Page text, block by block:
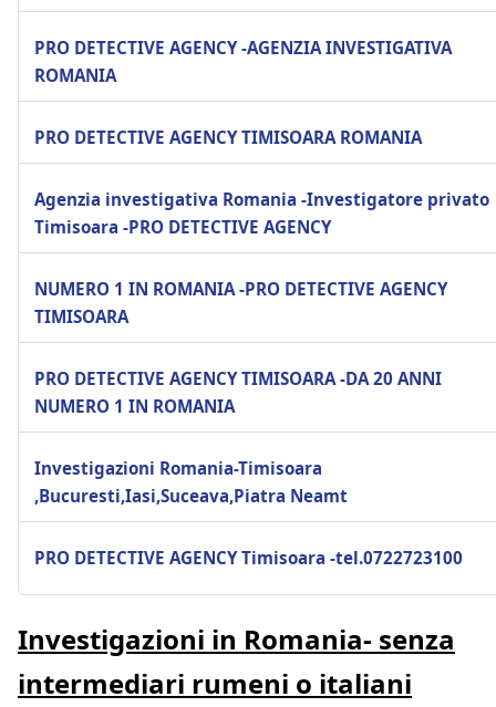
PRO DETECTIVE AGENCY -AGENZIA INVESTIGATIVA
ROMANIA
PRO DETECTIVE AGENCY TIMISOARA ROMANIA
Agenzia investigativa Romania -Investigatore privato
Timisoara -PRO DETECTIVE AGENCY
NUMERO 1 IN ROMANIA -PRO DETECTIVE AGENCY
TIMISOARA
PRO DETECTIVE AGENCY TIMISOARA -DA 20 ANNI
NUMERO 1 IN ROMANIA
Investigazioni Romania-Timisoara
,Bucuresti,Iasi,Suceava,Piatra Neamt
PRO DETECTIVE AGENCY Timisoara -tel.0722723100
Investigazioni in Romania- senza
intermediari rumeni o italiani